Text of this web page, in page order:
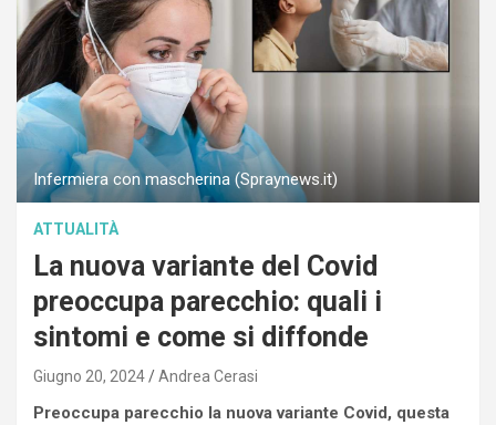
Infermiera con mascherina (Spraynews.it)
ATTUALITÀ
La nuova variante del Covid
preoccupa parecchio: quali i
sintomi e come si diffonde
Giugno 20, 2024 Andrea Cerasi
Preoccupa parecchio la nuova variante Covid, questa